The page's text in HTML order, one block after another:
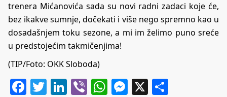
trenera Mićanovića sada su novi radni zadaci koje će,
bez ikakve sumnje, dočekati i više nego spremno kao u
dosadašnjem toku sezone, a mi im želimo puno sreće
u predstojećim takmičenjima!
(TIP/Foto: OKK Sloboda)
Facebook
Twitter
LinkedIn
ViberWhatsApp
Messenger
X